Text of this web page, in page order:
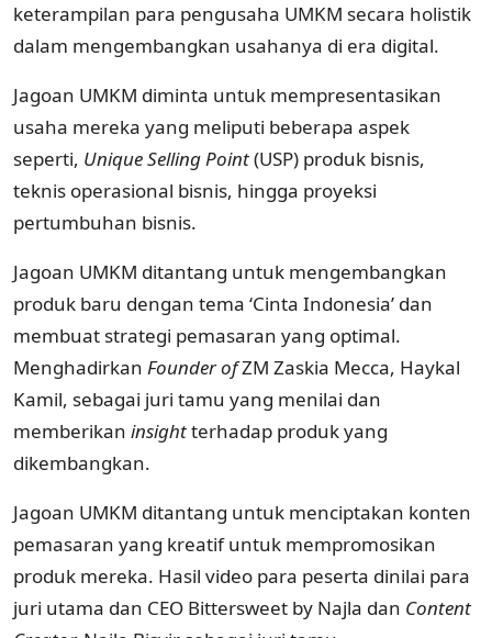
keterampilan para pengusaha UMKM secara holistik
dalam mengembangkan usahanya di era digital.
Jagoan UMKM diminta untuk mempresentasikan
usaha mereka yang meliputi beberapa aspek
seperti, Unique Selling Point(USP) produk bisnis,
teknis operasional bisnis, hingga proyeksi
pertumbuhan bisnis.
Jagoan UMKM ditantang untuk mengembangkan
produk baru dengan tema ‘Cinta Indonesia’ dan
membuat strategi pemasaran yang optimal.
Menghadirkan Founder ofZM Zaskia Mecca, Haykal
Kamil, sebagai juri tamu yang menilai dan
memberikan insightterhadap produk yang
dikembangkan.
Jagoan UMKM ditantang untuk menciptakan konten
pemasaran yang kreatif untuk mempromosikan
produk mereka. Hasil video para peserta dinilai para
juri utama dan CEO Bittersweet by Najla dan Content